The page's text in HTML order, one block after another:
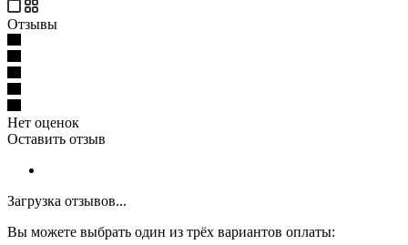
Отзывы
Нет оценок
Оставить отзыв
Загрузка отзывов...
Вы можете выбрать один из трёх вариантов оплаты: